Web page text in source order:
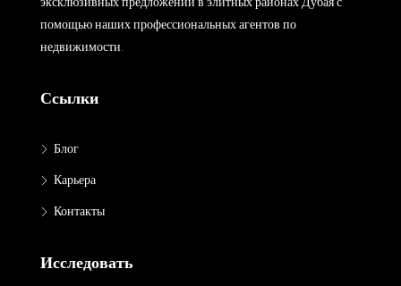
эксклюзивных предложений в элитных районах Дубая с
помощью наших профессиональных агентов по
недвижимости.
Ссылки
Блог
Карьера
Контакты
Исследовать